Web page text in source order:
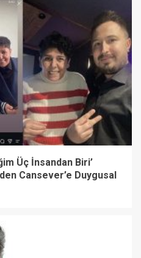
Üç İnsandan Biri’
Cansever’e Duygusal